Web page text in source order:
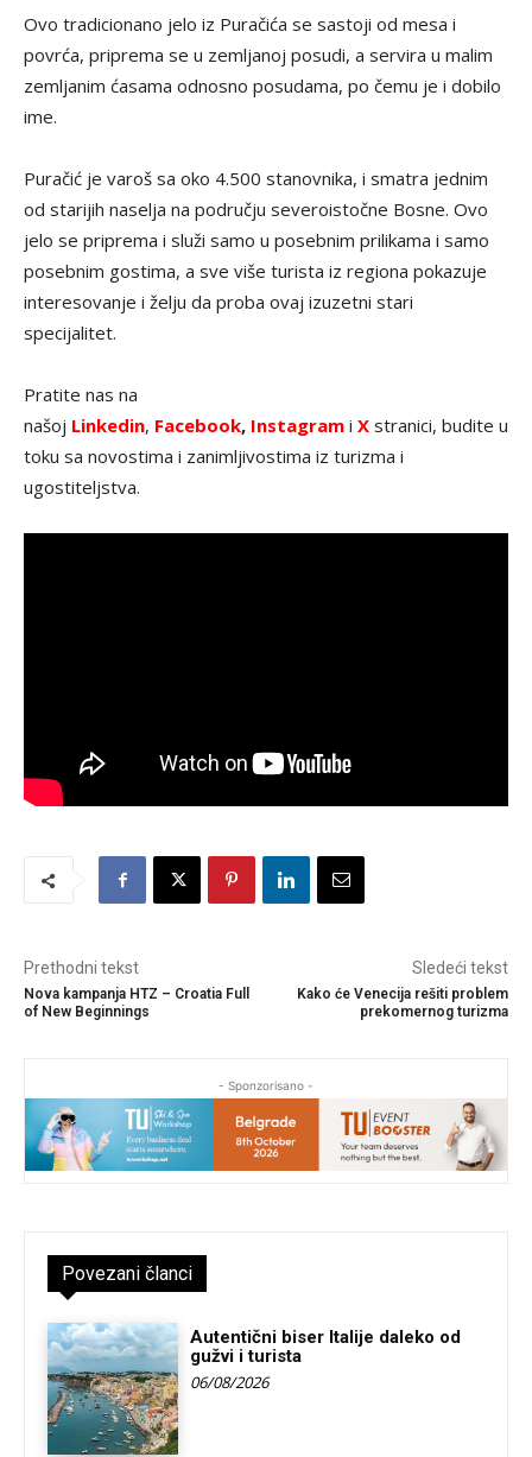
Ovo tradicionano jelo iz Puračića se sastoji od mesa i
povrća, priprema se u zemljanoj posudi, a servira u malim
zemljanim ćasama odnosno posudama, po čemu je i dobilo
ime.
Puračić je varoš sa oko 4.500 stanovnika, i smatra jednim
od starijih naselja na području severoistočne Bosne. Ovo
jelo se priprema i služi samo u posebnim prilikama i samo
posebnim gostima, a sve više turista iz regiona pokazuje
interesovanje i želju da proba ovaj izuzetni stari
specijalitet.
Pratite nas na
našoj Linkedin, Facebook, Instagram i X stranici, budite u
toku sa novostima i zanimljivostima iz turizma i
ugostiteljstva.
Prethodni tekst
Nova kampanja HTZ – Croatia Full
of New Beginnings
Sledeći tekst
Kako će Venecija rešiti problem
prekomernog turizma
- Sponzorisano -
Povezani članci
Autentični biser Italije daleko od
gužvi i turista
06/08/2026